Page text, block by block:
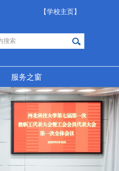
【学校主页】
服务之窗